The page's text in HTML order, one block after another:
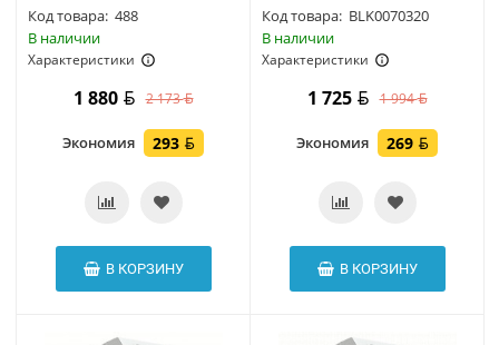
Код товара: 488
В наличии
Характеристики
1 880 2 173
Экономия 293
В КОРЗИНУ
Код товара: BLK0070320
В наличии
Характеристики
1 725 1 994
Экономия 269
В КОРЗИНУ